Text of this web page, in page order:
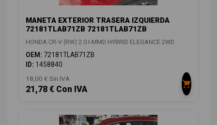
MANETA EXTERIOR TRASERA IZQUIERDA
72181TLAB71ZB 72181TLAB71ZB
HONDA CR-V (RW) 2.0 I-MMD HYBRID ELEGANCE 2WD
OEM: 72181TLAB71ZB
ID: 1458840
18,00 € Sin IVA
21,78 € Con IVA